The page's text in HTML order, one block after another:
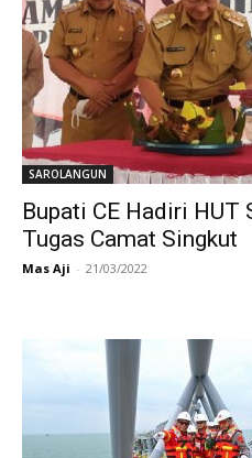
SAROLANGUN
Bupati CE Hadiri HUT
Tugas Camat Singkut
Mas Aji - 21/03/2022